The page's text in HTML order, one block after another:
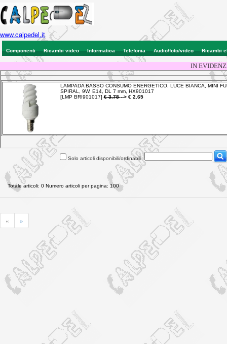
www.calpedel.it
Componenti Ricambi video Informatica Telefonia Audio/foto/video Ricambi
IN
Solo articoli disponibili/ordinabili
Totale articoli: 0 Numero articoli per pagina: 100
« »